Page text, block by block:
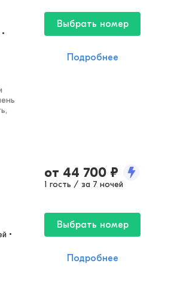
Выбрать номер
Подробнее
•
от 44 700 ₽
1 гость / за 7 ночей
Выбрать номер
Подробнее